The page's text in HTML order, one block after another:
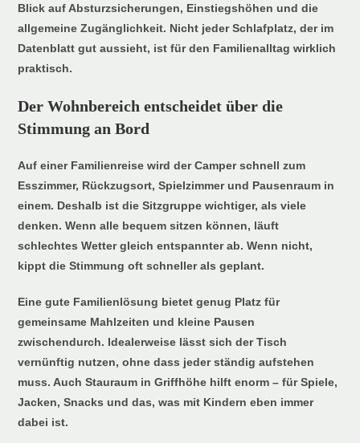
Blick auf Absturzsicherungen, Einstiegshöhen und die
allgemeine Zugänglichkeit. Nicht jeder Schlafplatz, der im
Datenblatt gut aussieht, ist für den Familienalltag wirklich
praktisch.
Der Wohnbereich entscheidet über die
Stimmung an Bord
Auf einer Familienreise wird der Camper schnell zum
Esszimmer, Rückzugsort, Spielzimmer und Pausenraum in
einem. Deshalb ist die Sitzgruppe wichtiger, als viele
denken. Wenn alle bequem sitzen können, läuft
schlechtes Wetter gleich entspannter ab. Wenn nicht,
kippt die Stimmung oft schneller als geplant.
Eine gute Familienlösung bietet genug Platz für
gemeinsame Mahlzeiten und kleine Pausen
zwischendurch. Idealerweise lässt sich der Tisch
vernünftig nutzen, ohne dass jeder ständig aufstehen
muss. Auch Stauraum in Griffhöhe hilft enorm – für Spiele,
Jacken, Snacks und das, was mit Kindern eben immer
dabei ist.